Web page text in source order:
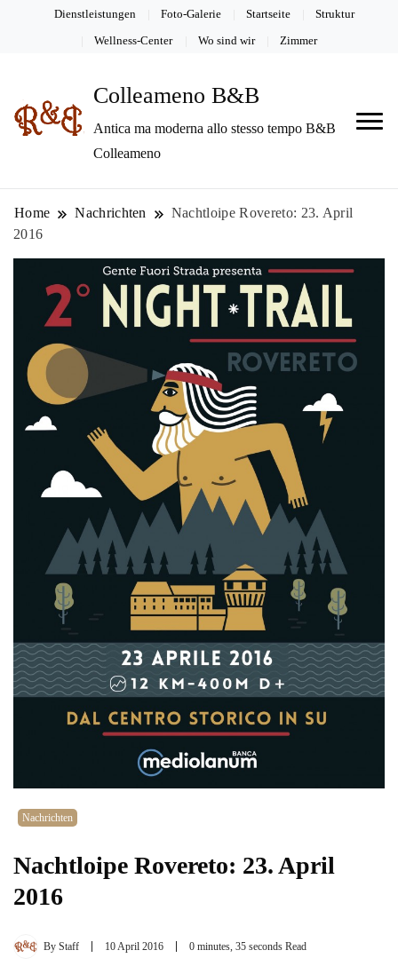
Dienstleistungen Foto-Galerie Startseite Struktur
Wellness-Center Wo sind wir Zimmer
Colleameno B&B
Antica ma moderna allo stesso tempo B&B
Colleameno
Home Nachrichten
Nachtloipe Rovereto: 23. April
2016
Nachrichten
Nachtloipe Rovereto: 23. April
2016
By Staff 10 April 2016 0 minutes, 35 seconds Read